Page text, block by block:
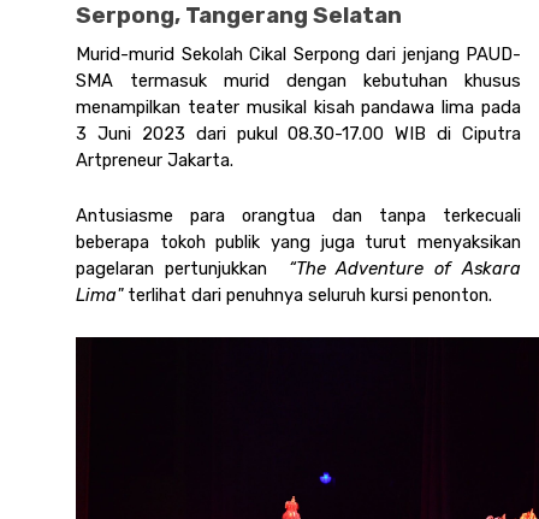
Serpong, Tangerang Selatan
Murid-murid Sekolah Cikal Serpong dari jenjang PAUD-
SMA termasuk murid dengan kebutuhan khusus
menampilkan teater musikal kisah pandawa lima pada
3 Juni 2023 dari pukul 08.30-17.00 WIB di Ciputra
Artpreneur Jakarta.
Antusiasme para orangtua dan tanpa terkecuali
beberapa tokoh publik yang juga turut menyaksikan
pagelaran pertunjukkan “The Adventure of Askara
Lima" terlihat dari penuhnya seluruh kursi penonton.